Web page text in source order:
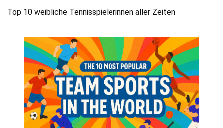
Top 10 weibliche Tennisspielerinnen aller Zeiten